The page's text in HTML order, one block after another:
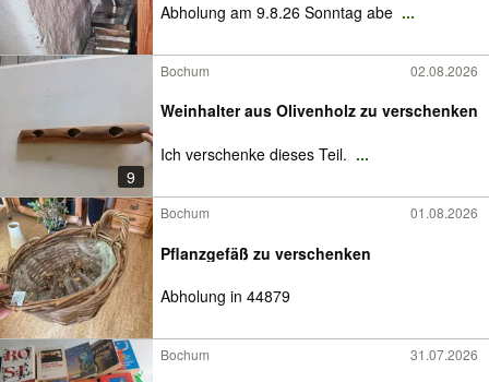
Abholung am 9.8.26 Sonntag abe ...
9
Bochum 02.08.2026
Weinhalter aus Olivenholz zu verschenken
Ich verschenke dieses Teil. ...
Bochum 01.08.2026
Pflanzgefäß zu verschenken
Abholung in 44879
Bochum 31.07.2026